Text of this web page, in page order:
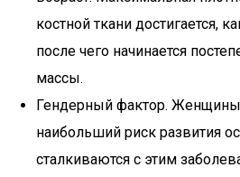
костной ткани достигается,
после чего начинается
массы.
Гендерный фактор.
наибольший риск развития
сталкиваются с этим